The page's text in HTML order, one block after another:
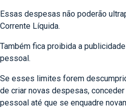
Essas despesas não poderão
Corrente Líquida.
Também fica proibida a
pessoal.
Se esses limites forem
de criar novas despesas,
pessoal até que se enquadre